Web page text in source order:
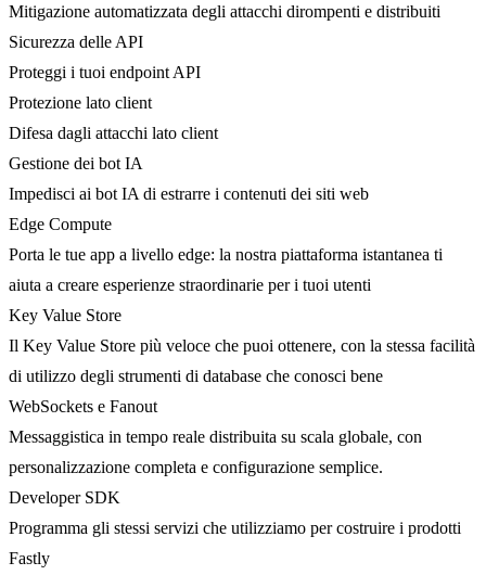
Mitigazione automatizzata degli attacchi dirompenti e distribuiti
Sicurezza delle API
Proteggi i tuoi endpoint API
Protezione lato client
Difesa dagli attacchi lato client
Gestione dei bot IA
Impedisci ai bot IA di estrarre i contenuti dei siti web
Edge Compute
Porta le tue app a livello edge: la nostra piattaforma istantanea ti
aiuta a creare esperienze straordinarie per i tuoi utenti
Key Value Store
Il Key Value Store più veloce che puoi ottenere, con la stessa facilità
di utilizzo degli strumenti di database che conosci bene
WebSockets e Fanout
Messaggistica in tempo reale distribuita su scala globale, con
personalizzazione completa e configurazione semplice.
Developer SDK
Programma gli stessi servizi che utilizziamo per costruire i prodotti
Fastly